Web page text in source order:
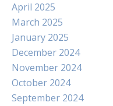
April 2025
March 2025
January 2025
December 2024
November 2024
October 2024
September 2024